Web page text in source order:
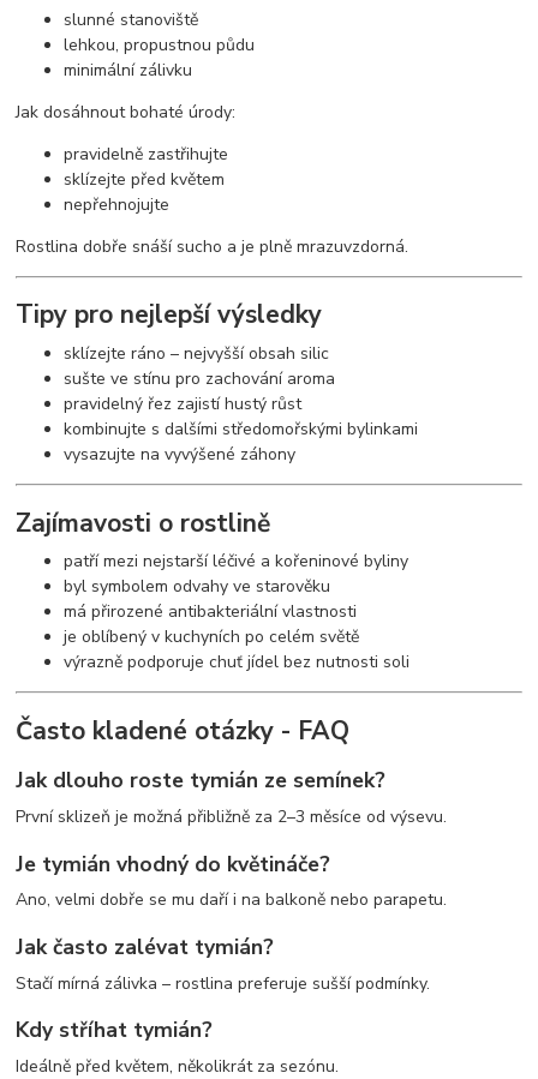
slunné stanoviště
lehkou, propustnou půdu
minimální zálivku
Jak dosáhnout bohaté úrody:
pravidelně zastřihujte
sklízejte před květem
nepřehnojujte
Rostlina dobře snáší sucho a je plně mrazuvzdorná.
Tipy pro nejlepší výsledky
sklízejte ráno – nejvyšší obsah silic
sušte ve stínu pro zachování aroma
pravidelný řez zajistí hustý růst
kombinujte s dalšími středomořskými bylinkami
vysazujte na vyvýšené záhony
Zajímavosti o rostlině
patří mezi nejstarší léčivé a kořeninové byliny
byl symbolem odvahy ve starověku
má přirozené antibakteriální vlastnosti
je oblíbený v kuchyních po celém světě
výrazně podporuje chuť jídel bez nutnosti soli
Často kladené otázky - FAQ
Jak dlouho roste tymián ze semínek?
První sklizeň je možná přibližně za 2–3 měsíce od výsevu.
Je tymián vhodný do květináče?
Ano, velmi dobře se mu daří i na balkoně nebo parapetu.
Jak často zalévat tymián?
Stačí mírná zálivka – rostlina preferuje sušší podmínky.
Kdy stříhat tymián?
Ideálně před květem, několikrát za sezónu.